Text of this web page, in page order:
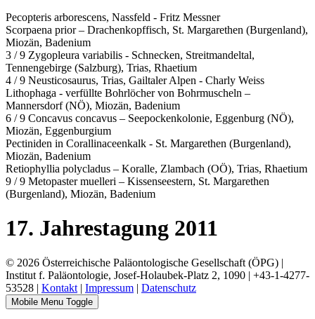
Pecopteris arborescens, Nassfeld - Fritz Messner
Scorpaena prior – Drachenkopffisch, St. Margarethen (Burgenland),
Miozän, Badenium
3 / 9 Zygopleura variabilis - Schnecken, Streitmandeltal,
Tennengebirge (Salzburg), Trias, Rhaetium
4 / 9 Neusticosaurus, Trias, Gailtaler Alpen - Charly Weiss
Lithophaga - verfüllte Bohrlöcher von Bohrmuscheln –
Mannersdorf (NÖ), Miozän, Badenium
6 / 9 Concavus concavus – Seepockenkolonie, Eggenburg (NÖ),
Miozän, Eggenburgium
Pectiniden in Corallinaceenkalk - St. Margarethen (Burgenland),
Miozän, Badenium
Retiophyllia polycladus – Koralle, Zlambach (OÖ), Trias, Rhaetium
9 / 9 Metopaster muelleri – Kissenseestern, St. Margarethen
(Burgenland), Miozän, Badenium
17. Jahrestagung 2011
© 2026 Österreichische Paläontologische Gesellschaft (ÖPG) |
Institut f. Paläontologie, Josef-Holaubek-Platz 2, 1090 | +43-1-4277-
53528 | Kontakt | Impressum | Datenschutz
Mobile Menu Toggle